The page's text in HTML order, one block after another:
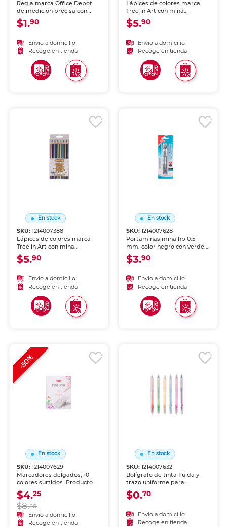
Regla marca Office Depot
de medición precisa con
escala clara y resistente.
Indispensable para tareas
oficina.
$1.90
Envío a domicilio
Recoge en tienda
Lápices de colores marca
Tree in Art con mina
pigmentada y resistente.
Trazos suaves, intensos y
dibujo, coloreado y
proyectos escolares.
$5.90
Envío a domicilio
Recoge en tienda
En stock
SKU:1214007388
Lápices de colores marca
Tree in Art con mina
pigmentada y resistente.
Trazos suaves, intensos y
dibujo, coloreado y
proyectos escolares.
$5.90
Envío a domicilio
Recoge en tienda
En stock
SKU: 1214007628
Portaminas mina hb 0.5
mm. color negro con verde.
Producto de calidad para
escuela, oficina y uso diario.
$3.90
Envío a domicilio
Recoge en tienda
En stock
SKU:1214007629
Marcadores delgados, 10
colores surtidos. Producto
de calidad para escuela,
oficina y uso diario.
$4.25
$8.50
Envío a domicilio
Recoge en tienda
-50%
En stock
SKU: 1214007632
Bolígrafo de tinta fluida y
trazo uniforme para
escritura cómoda y
duradera en el día a día.
$0.70
Envío a domicilio
Recoge en tienda